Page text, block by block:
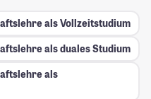
als Vollzeitstudium
als duales Studium
als